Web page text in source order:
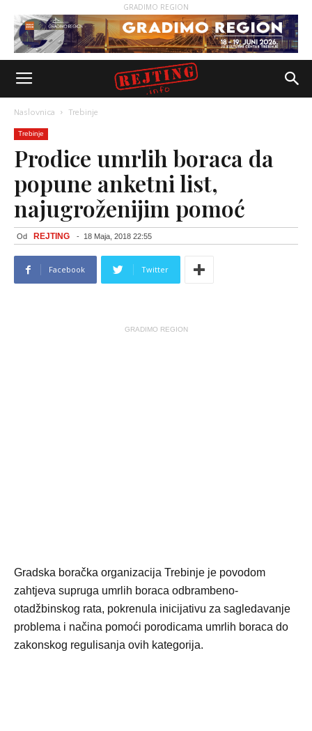
GRADIMO REGION
Naslovnica Trebinje
Trebinje
Prodice umrlih boraca da
popune anketni list,
najugroženijim pomoć
Od REJTING - 18 Maja, 2018 22:55
Facebook Twitter
GRADIMO REGION
Gradska boračka organizacija Trebinje je povodom
zahtjeva supruga umrlih boraca odbrambeno-
otadžbinskog rata, pokrenula inicijativu za sagledavanje
problema i načina pomoći porodicama umrlih boraca do
zakonskog regulisanja ovih kategorija.